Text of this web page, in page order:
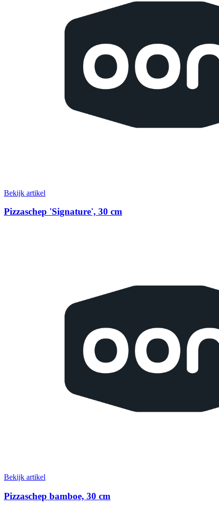
Bekijk artikel
Pizzaschep 'Signature', 30 cm
Bekijk artikel
Pizzaschep bamboe, 30 cm